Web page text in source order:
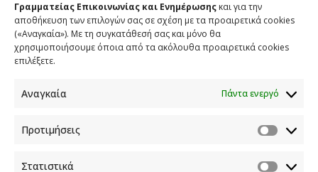
Γραμματείας Επικοινωνίας και Ενημέρωσης και για την
αποθήκευση των επιλογών σας σε σχέση με τα προαιρετικά cookies
(«Αναγκαία»). Με τη συγκατάθεσή σας και μόνο θα
χρησιμοποιήσουμε όποια από τα ακόλουθα προαιρετικά cookies
επιλέξετε.
Αναγκαία Πάντα ενεργό
Προτιμήσεις
Στατιστικά